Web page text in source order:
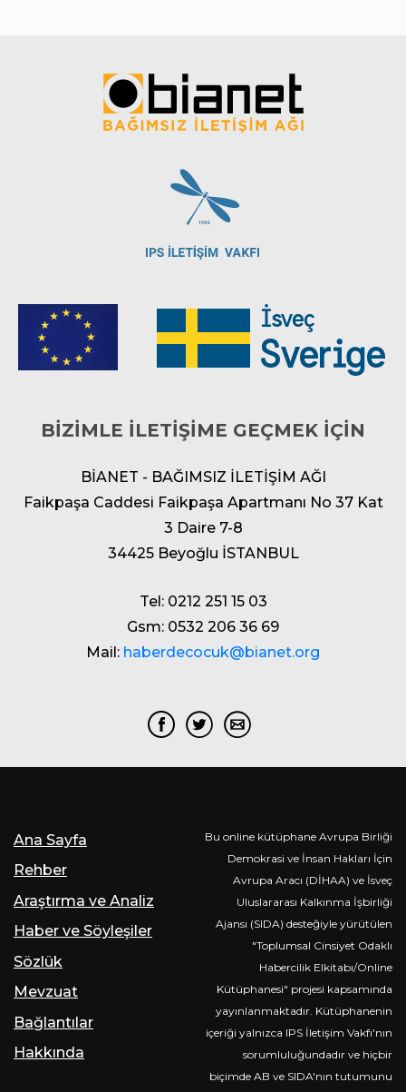
BİZİMLE İLETİŞİME GEÇMEK İÇİN
BİANET - BAĞIMSIZ İLETİŞİM AĞI
Faikpaşa Caddesi Faikpaşa Apartmanı No 37 Kat
3 Daire 7-8
34425 Beyoğlu İSTANBUL
Tel: 0212 251 15 03
Gsm: 0532 206 36 69
Mail: haberdecocuk@bianet.org
Ana Sayfa
Rehber
Araştırma ve Analiz
Haber ve Söyleşiler
Sözlük
Mevzuat
Bağlantılar
Hakkında
Bu online kütüphane Avrupa Birliği
Demokrasi ve İnsan Hakları İçin
Avrupa Aracı (DİHAA) ve İsveç
Uluslararası Kalkınma İşbirliği
Ajansı (SIDA) desteğiyle yürütülen
"Toplumsal Cinsiyet Odaklı
Habercilik Elkitabı/Online
Kütüphanesi" projesi kapsamında
yayınlanmaktadır. Kütüphanenin
içeriği yalnızca IPS İletişim Vakfı'nın
sorumluluğundadır ve hiçbir
biçimde AB ve SIDA'nın tutumunu